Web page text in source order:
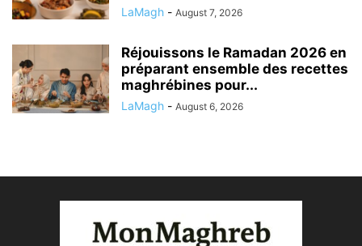
LaMagh - August 7, 2026
Réjouissons le Ramadan 2026 en
préparant ensemble des recettes
maghrébines pour...
LaMagh - August 6, 2026